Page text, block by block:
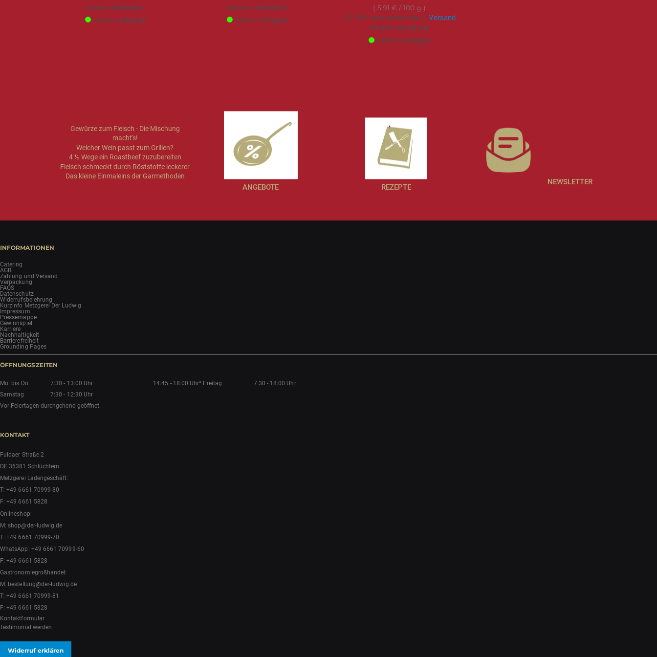
kommt obendrauf.
sofort verfügbar
kommt obendrauf.
sofort verfügbar
5,91 € / 100 g
7% USt. sind schon drin – Versand
kommt obendrauf.
sofort verfügbar
Gewürze zum Fleisch - Die Mischung
macht's!
Welcher Wein passt zum Grillen?
4 ½ Wege ein Roastbeef zuzubereiten
Fleisch schmeckt durch Röststoffe leckerer
Das kleine Einmaleins der Garmethoden
ANGEBOTE REZEPTE
NEWSLETTER
INFORMATIONEN
Catering
AGB
Zahlung und Versand
Verpackung
FAQS
Datenschutz
Widerrufsbelehrung
Kurzinfo Metzgerei Der Ludwig
Impressum
Pressemappe
Gewinnspiel
Karriere
Nachhaltigkeit
Barrierefreiheit
Grounding Pages
ÖFFNUNGSZEITEN
Mo. bis Do. 7:30 - 13:00 Uhr 14:45 - 18:00 Uhr* Freitag
7:30 - 18:00 Uhr
Samstag
7:30 - 12:30 Uhr
Vor Feiertagen durchgehend geöffnet.
KONTAKT
Fuldaer Straße 2
DE 36381 Schlüchtern
Metzgerei Ladengeschäft:
T:+49 6661 70999-80
F: +49 6661 5828
Onlineshop:
M:shop@der-ludwig.de
T:+49 6661 70999-70
WhatsApp: +49 6661 70999-60
F: +49 6661 5828
Gastronomiegroßhandel:
M: bestellung@der-ludwig.de
T:+49 6661 70999-81
F: +49 6661 5828
Kontaktformular
Testimonial werden
Widerruf erklären